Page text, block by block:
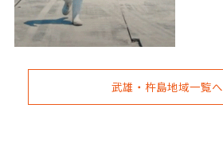
武雄・杵島地域一覧へ